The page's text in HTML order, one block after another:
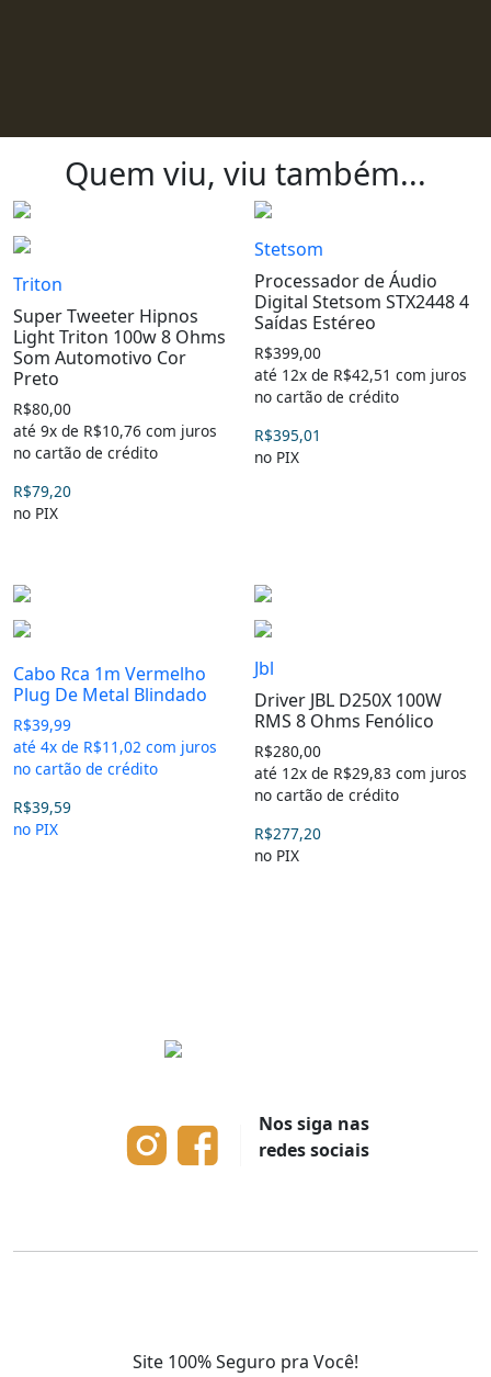
Quem viu, viu também...
Triton
Super Tweeter Hipnos
Light Triton 100w 8 Ohms
Som Automotivo Cor
Preto
R$80,00
até 9x de R$10,76 com juros
no cartão de crédito
R$79,20
no PIX
Stetsom
Processador de Áudio
Digital Stetsom STX2448 4
Saídas Estéreo
R$399,00
até 12x de R$42,51 com juros
no cartão de crédito
R$395,01
no PIX
Cabo Rca 1m Vermelho
Plug De Metal Blindado
R$39,99
até 4x de R$11,02 com juros
no cartão de crédito
R$39,59
no PIX
Jbl
Driver JBL D250X 100W
RMS 8 Ohms Fenólico
R$280,00
até 12x de R$29,83 com juros
no cartão de crédito
R$277,20
no PIX
Nos siga nas
redes sociais
Site 100% Seguro pra Você!